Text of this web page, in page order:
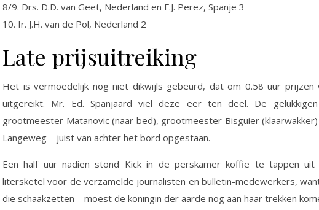
8/9. Drs. D.D. van Geet, Nederland en F.J. Perez, Spanje 3
10. Ir. J.H. van de Pol, Nederland 2
Late prijsuitreiking
Het is vermoedelijk nog niet dikwijls gebeurd, dat om 0.58 uur prijzen
uitgereikt. Mr. Ed. Spanjaard viel deze eer ten deel. De
grootmeester Matanovic (naar bed), grootmeester Bisguier (klaarwakker)
Langeweg – juist van achter het bord opgestaan.
Een half uur nadien stond Kick in de perskamer koffie te tappen
litersketel voor de verzamelde journalisten en bulletin-medewerkers,
die schaakzetten – moest de koningin der aarde nog aan haar trekken